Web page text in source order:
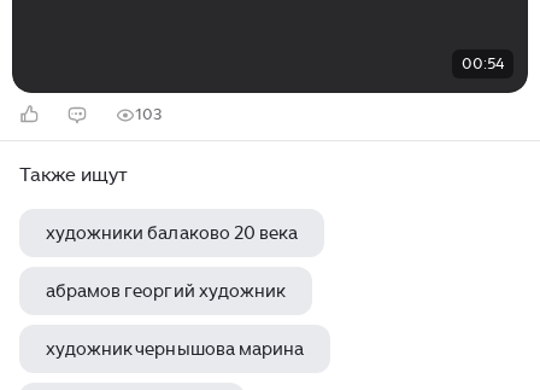
00:54
103
Также ищут
художники балаково 20 века
абрамов георгий художник
художник чернышова марина